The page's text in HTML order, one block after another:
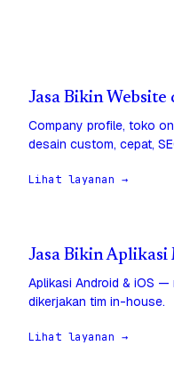
Jasa Bikin
Company profile, toko
desain custom, cepat,
Lihat layanan →
Jasa Bikin
Aplikasi Android & iOS —
dikerjakan tim in-house.
Lihat layanan →